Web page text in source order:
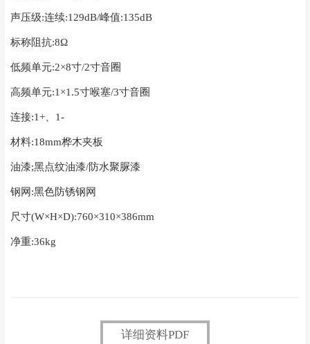
声压级:连续:129dB/峰值:135dB
标称阻抗:8Ω
低频单元:2×8寸/2寸音圈
高频单元:1×1.5寸喉塞/3寸音圈
连接:1+、1-
材料:18mm桦木夹板
油漆;黑点纹油漆/防水聚脲漆
钢网:黑色防锈钢网
尺寸(W×H×D):760×310×386mm
净重:36kg
详细资料PDF